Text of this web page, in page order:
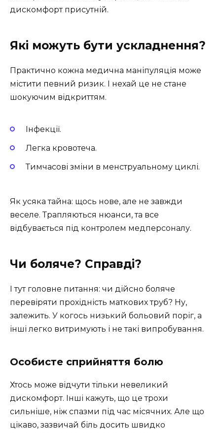
дискомфорт присутній.
Які можуть бути ускладнення?
Практично кожна медична маніпуляція може
містити певний ризик. І нехай це не стане
шокуючим відкриттям.
Інфекції.
Легка кровотеча.
Тимчасові зміни в менструальному циклі.
Як усяка тайна: щось нове, але не завжди
веселе. Трапляються нюанси, та все
відбувається під контролем медперсоналу.
Чи боляче? Справді?
І тут головне питання: чи дійсно боляче
перевіряти прохідність маткових труб? Ну,
залежить. У когось низький больовий поріг, а
інші легко витримують і не такі випробування.
Особисте сприйняття болю
Хтось може відчути тільки невеликий
дискомфорт. Інші кажуть, що це трохи
сильніше, ніж спазми під час місячних. Але що
цікаво, зазвичай біль досить швидко